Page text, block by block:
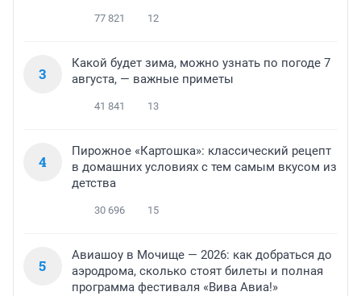
77 821 12
3
Какой будет зима, можно узнать по погоде 7
августа, — важные приметы
41 841 13
4
Пирожное «Картошка»: классический рецепт
в домашних условиях с тем самым вкусом из
детства
30 696 15
5
Авиашоу в Мочище — 2026: как добраться до
аэродрома, сколько стоят билеты и полная
программа фестиваля «Вива Авиа!»